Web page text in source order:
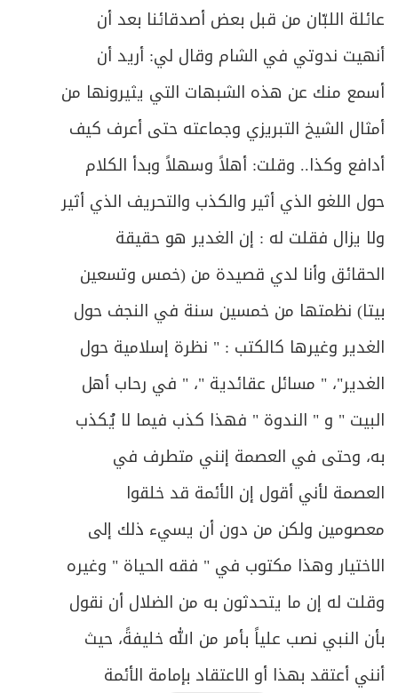
عائلة اللبّان من قبل بعض أصدقائنا بعد أن
أنهيت ندوتي في الشام وقال لي: أريد أن
أسمع منك عن هذه الشبهات التي يثيرونها من
أمثال الشيخ التبريزي وجماعته حتى أعرف كيف
أدافع وكذا.. وقلت: أهلاً وسهلاً وبدأ الكلام
حول اللغو الذي أثير والكذب والتحريف الذي أثير
ولا يزال فقلت له : إن الغدير هو حقيقة
الحقائق وأنا لدي قصيدة من (خمس وتسعين
بيتا) نظمتها من خمسين سنة في النجف حول
الغدير وغيرها كالكتب : " نظرة إسلامية حول
الغدير"، " مسائل عقائدية "، " في رحاب أهل
البيت " و " الندوة " فهذا كذب فيما لا يُكذب
به، وحتى في العصمة إنني متطرف في
العصمة لأني أقول إن الأئمة قد خلقوا
معصومين ولكن من دون أن يسيء ذلك إلى
الاختيار وهذا مكتوب في " فقه الحياة " وغيره
وقلت له إن ما يتحدثون به من الضلال أن نقول
بأن النبي نصب علياً بأمر من الله خليفةً، حيث
أنني أعتقد بهذا أو الاعتقاد بإمامة الأئمة